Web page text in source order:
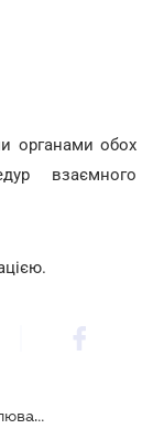
органами обох
взаємного
Україна і Нідерланди удосконалили регулювання взаємного уникнення подвійного оподаткування